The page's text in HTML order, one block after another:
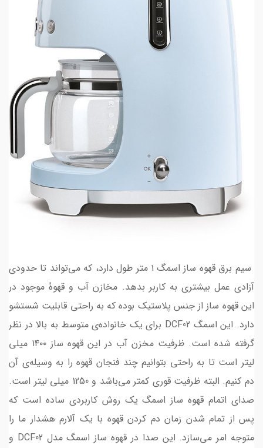
سیم برق قهوه ساز اسمگ ۱ متر طول دارد، که می‌تواند تا حدودی
آزادی عمل بیشتری به کاربر بدهد. مخازن آب و قهوۀ موجود در
این قهوه ساز از جنس پلاستیک بوده که به راحتی قابلیت شستشو
دارد. این اسمگ DCF02 برای یک خانواده‌ی متوسط به بالا در نظر
گرفته شده است. ظرفیت مخزن آب در این قهوه ساز ۱۴۰۰ میلی
لیتر است تا به راحتی بتوانیم چند فنجان قهوه را به وسیله‌ی آن
دم کنیم. البته ظرفیت قوری کمتر می‌باشد و 1250 میلی لیتر است.
صدای اتمام قهوه ساز اسمگ یک روش کاربردی ساده است که
پس از تمام شدن زمان دم کردن قهوه با یک آلارم هشدار ما را
متوجه امر می‌سازد. این صدا در قهوه ساز اسمگ مدل DCF02 و